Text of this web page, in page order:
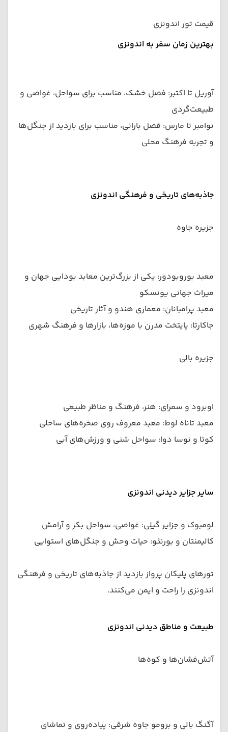
قیمت تور اندونزی
بهترین زمان سفر به اندونزی
آوریل تا اکتبر: فصل خشک، مناسب برای سواحل، غواصی و
طبیعت‌گردی
نوامبر تا مارس: فصل بارانی، مناسب برای بازدید از جنگل‌ها
و تجربه فرهنگ محلی
جاذبه‌های تاریخی و فرهنگی اندونزی
جزیره جاوه
معبد بوروبودور: یکی از بزرگ‌ترین معابد بودایی جهان و
میراث جهانی یونسکو
معبد پرامبانان: معماری هندو و آثار تاریخی
جاکارتا: پایتخت مدرن با موزه‌ها، بازارها و فرهنگ شهری
جزیره بالی
اوبرود و سمرای: هنر، فرهنگ و مناظر طبیعی
معبد تاناه لوط: معبد معروف روی صخره‌های ساحلی
کوتا و نوسا دوا: سواحل شنی و ورزش‌های آبی
سایر جزایر دیدنی اندونزی
لومبوک و جزایر گیلِی: غواصی، سواحل بکر و آرامش
کالیمنتان و بورنئو: حیات وحش و جنگل‌های استوایی
تورهای پلیکان پرواز بازدید از جاذبه‌های تاریخی و فرهنگی
اندونزی را راحت و ایمن می‌کنند.
طبیعت و مناطق دیدنی اندونزی
آتش‌فشان‌ها و کوه‌ها
آگنگ بالی و برومو جاوه شرقی: پیاده‌روی و تماشای